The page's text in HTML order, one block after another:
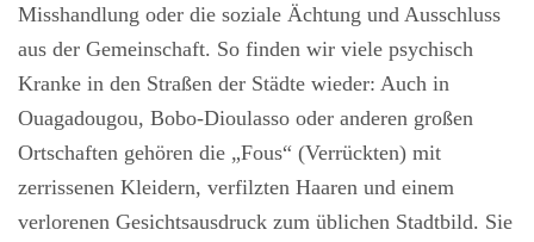
Misshandlung oder die soziale Ächtung und Ausschluss
aus der Gemeinschaft. So finden wir viele psychisch
Kranke in den Straßen der Städte wieder: Auch in
Ouagadougou, Bobo-Dioulasso oder anderen großen
Ortschaften gehören die „Fous“ (Verrückten) mit
zerrissenen Kleidern, verfilzten Haaren und einem
verlorenen Gesichtsausdruck zum üblichen Stadtbild. Sie